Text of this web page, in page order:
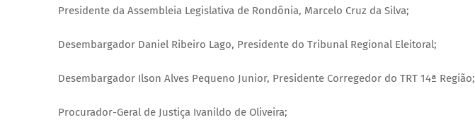
Presidente da Assembleia Legislativa de Rondônia, Marcelo Cruz da Silva;
Desembargador Daniel Ribeiro Lago, Presidente do Tribunal Regional Eleitoral;
Desembargador Ilson Alves Pequeno Junior, Presidente Corregedor do TRT 14ª Região;
Procurador-Geral de Justiça Ivanildo de Oliveira;